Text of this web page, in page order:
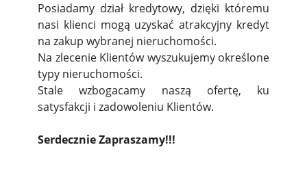
Posiadamy dział kredytowy, dzięki któremu
nasi klienci mogą uzyskać atrakcyjny kredyt
na zakup wybranej nieruchomości.
Na zlecenie Klientów wyszukujemy określone
typy nieruchomości.
Stale wzbogacamy naszą ofertę, ku
satysfakcji i zadowoleniu Klientów.
Serdecznie Zapraszamy!!!